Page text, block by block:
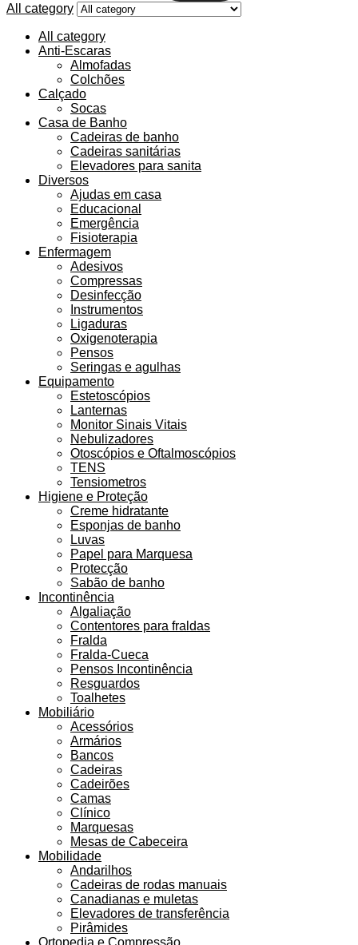
All category
All category
Anti-Escaras
Almofadas
Colchões
Calçado
Socas
Casa de Banho
Cadeiras de banho
Cadeiras sanitárias
Elevadores para sanita
Diversos
Ajudas em casa
Educacional
Emergência
Fisioterapia
Enfermagem
Adesivos
Compressas
Desinfecção
Instrumentos
Ligaduras
Oxigenoterapia
Pensos
Seringas e agulhas
Equipamento
Estetoscópios
Lanternas
Monitor Sinais Vitais
Nebulizadores
Otoscópios e Oftalmoscópios
TENS
Tensiometros
Higiene e Proteção
Creme hidratante
Esponjas de banho
Luvas
Papel para Marquesa
Protecção
Sabão de banho
Incontinência
Algaliação
Contentores para fraldas
Fralda
Fralda-Cueca
Pensos Incontinência
Resguardos
Toalhetes
Mobiliário
Acessórios
Armários
Bancos
Cadeiras
Cadeirões
Camas
Clínico
Marquesas
Mesas de Cabeceira
Mobilidade
Andarilhos
Cadeiras de rodas manuais
Canadianas e muletas
Elevadores de transferência
Pirâmides
Ortopedia e Compressão